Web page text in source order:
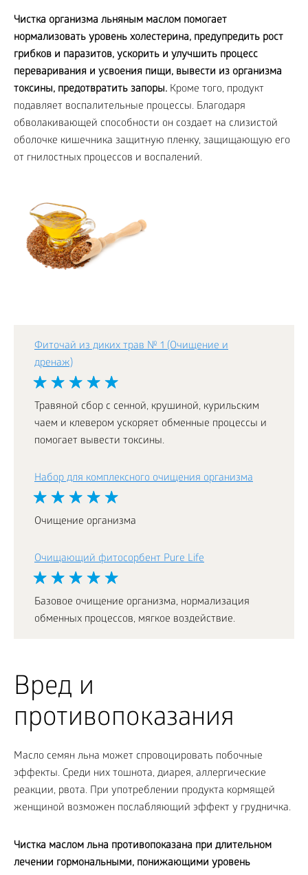
Чистка организма льняным маслом помогает
нормализовать уровень холестерина, предупредить рост
грибков и паразитов, ускорить и улучшить процесс
переваривания и усвоения пищи, вывести из организма
токсины, предотвратить запоры. Кроме того, продукт
подавляет воспалительные процессы. Благодаря
обволакивающей способности он создает на слизистой
оболочке кишечника защитную пленку, защищающую его
от гнилостных процессов и воспалений.
Фиточай из диких трав № 1 (Очищение и
дренаж)
Травяной сбор с сенной, крушиной, курильским
чаем и клевером ускоряет обменные процессы и
помогает вывести токсины.
Набор для комплексного очищения организма
Очищение организма
Очищающий фитосорбент Pure Life
Базовое очищение организма, нормализация
обменных процессов, мягкое воздействие.
Вред и
противопоказания
Масло семян льна может спровоцировать побочные
эффекты. Среди них тошнота, диарея, аллергические
реакции, рвота. При употреблении продукта кормящей
женщиной возможен послабляющий эффект у грудничка.
Чистка маслом льна противопоказана при длительном
лечении гормональными, понижающими уровень